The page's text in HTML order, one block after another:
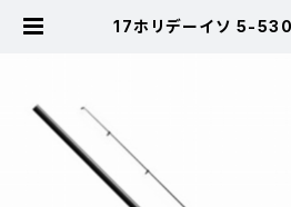
17ホリデーイソ 5-